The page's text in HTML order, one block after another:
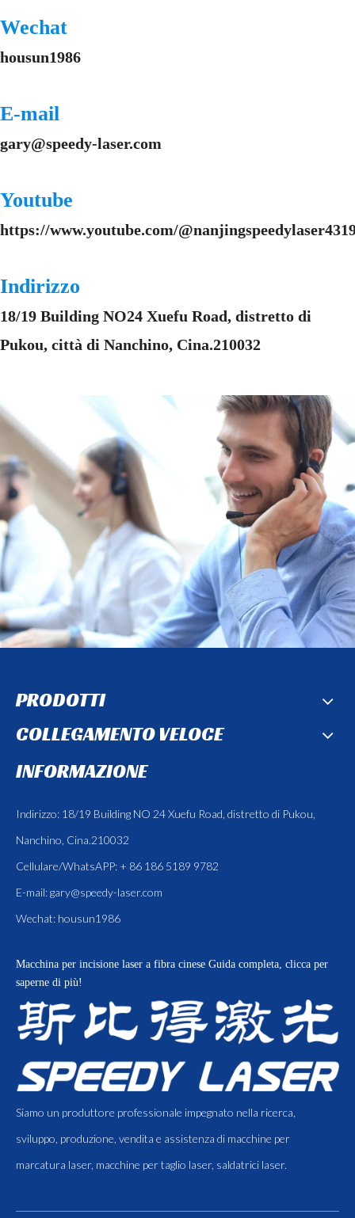
Wechat
housun1986
E-mail
gary@speedy-laser.com
Youtube
https://www.youtube.com/
Indirizzo
18/19 Building NO24 Xuefu Road, distretto di
Pukou, città di Nanchino, Cina.210032
PRODOTTI
COLLEGAMENTO VELOCE
INFORMAZIONE
Indirizzo: 18/19 Building NO 24 Xuefu Road, distretto di Pukou,
Nanchino, Cina.210032
Cellulare/WhatsAPP: + 86 186 5189 9782
E-mail:gary@speedy-laser.com
Wechat: housun1986
Macchina per incisione laser a fibra cinese Guida completa, clicca per
saperne di più!
Siamo un produttore professionale impegnato nella ricerca,
sviluppo, produzione, vendita e assistenza di macchine per
marcatura laser, macchine per taglio laser, saldatrici laser.